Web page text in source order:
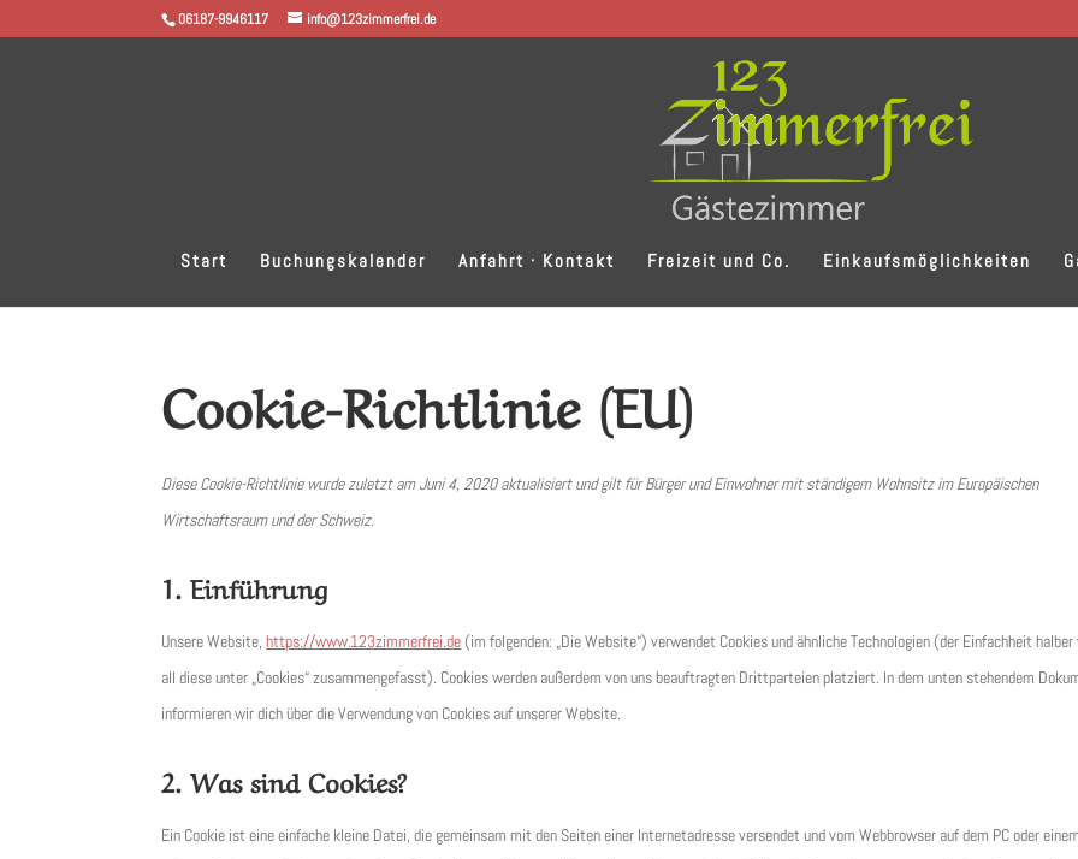
06187-9946117 info@123zimmerfrei.de
Start Buchungskalender Anfahrt · Kontakt Freizeit und Co. Einkaufsmöglichkeiten
Cookie-Richtlinie (EU)
Diese Cookie-Richtlinie wurde zuletzt am Juni 4, 2020 aktualisiert und gilt für Bürger und Einwohner mit ständigem Wohnsitz im Europäischen
Wirtschaftsraum und der Schweiz.
1. Einführung
Unsere Website,https://www.123zimmerfrei.de (im folgenden: „Die Website“) verwendet Cookies und ähnliche Technologien (der Einfachheit halber
all diese unter „Cookies“ zusammengefasst). Cookies werden außerdem von uns beauftragten Drittparteien platziert. In dem unten stehendem
informieren wir dich über die Verwendung von Cookies auf unserer Website.
2. Was sind Cookies?
Ein Cookie ist eine einfache kleine Datei, die gemeinsam mit den Seiten einer Internetadresse versendet und vom Webbrowser auf dem PC oder einem